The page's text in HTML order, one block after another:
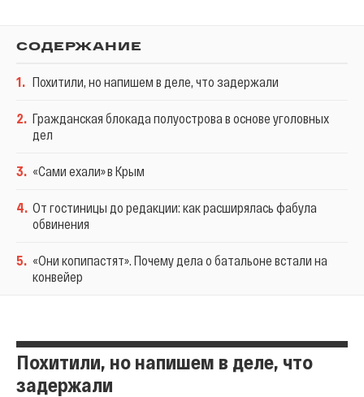
СОДЕРЖАНИЕ
1. Похитили, но напишем в деле, что задержали
2. Гражданская блокада полуострова в основе уголовных
дел
3. «Сами ехали» в Крым
4. От гостиницы до редакции: как расширялась фабула
обвинения
5. «Они копипастят». Почему дела о батальоне встали на
конвейер
Похитили, но напишем в деле, что
задержали